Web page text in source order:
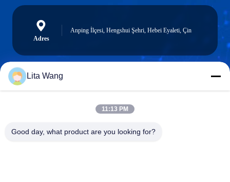
Adres
Anping İlçesi, Hengshui Şehri, Hebei Eyaleti, Çin
Lita Wang
11:13 PM
Good day, what product are you looking for?